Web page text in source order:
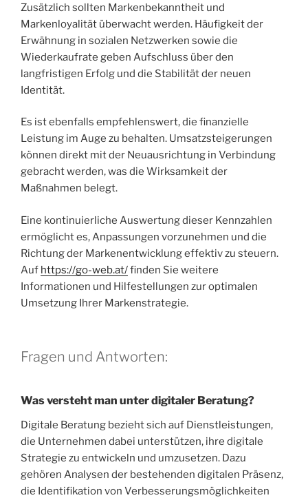
Zusätzlich sollten Markenbekanntheit und
Markenloyalität überwacht werden. Häufigkeit der
Erwähnung in sozialen Netzwerken sowie die
Wiederkaufrate geben Aufschluss über den
langfristigen Erfolg und die Stabilität der neuen
Identität.
Es ist ebenfalls empfehlenswert, die finanzielle
Leistung im Auge zu behalten. Umsatzsteigerungen
können direkt mit der Neuausrichtung in Verbindung
gebracht werden, was die Wirksamkeit der
Maßnahmen belegt.
Eine kontinuierliche Auswertung dieser Kennzahlen
ermöglicht es, Anpassungen vorzunehmen und die
Richtung der Markenentwicklung effektiv zu steuern.
Auf https://go-web.at/finden Sie weitere
Informationen und Hilfestellungen zur optimalen
Umsetzung Ihrer Markenstrategie.
Fragen und Antworten:
Was versteht man unter digitaler Beratung?
Digitale Beratung bezieht sich auf Dienstleistungen,
die Unternehmen dabei unterstützen, ihre digitale
Strategie zu entwickeln und umzusetzen. Dazu
gehören Analysen der bestehenden digitalen Präsenz,
die Identifikation von Verbesserungsmöglichkeiten